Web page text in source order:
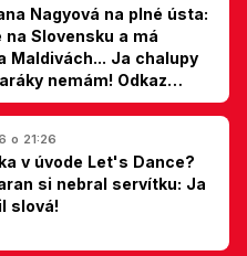
Nagyová na plné ústa:
na Slovensku a má
Maldivách... Ja chalupy
nemám! Odkaz
o 21:26
v úvode Let's Dance?
si nebral servítku: Ja
slová!